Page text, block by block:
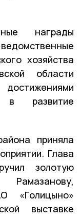
награды
хозяйства
области
развитие
приняла
Глава
золотую
«Голицыно»
выставке